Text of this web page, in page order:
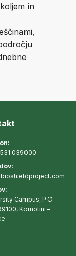
in
039000
Campus, P.O.
Komotini –